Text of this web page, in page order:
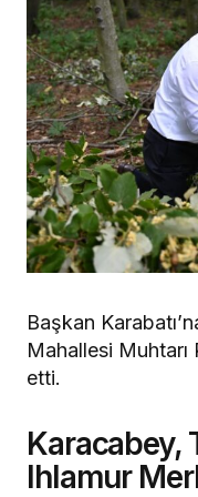
Başkan
Mahallesi
etti.
Karacabey,
Ihlamur